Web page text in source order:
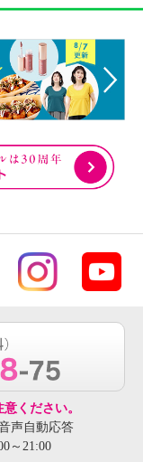
ください。
声自動応答
～21:00